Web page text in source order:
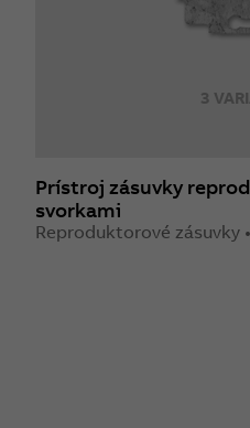
3
Prístroj zásuvky
svorkami
Reproduktorové zásuvky